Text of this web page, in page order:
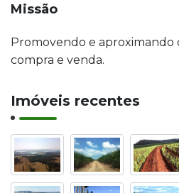
Missão
Promovendo e aproximando
compra e venda.
Imóveis recentes